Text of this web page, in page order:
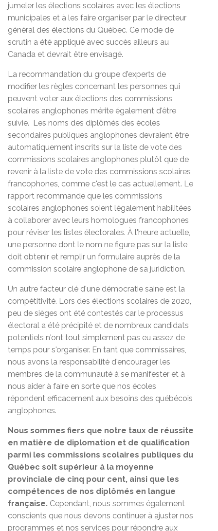
jumeler les élections scolaires avec les élections
municipales et à les faire organiser par le directeur
général des élections du Québec. Ce mode de
scrutin a été appliqué avec succès ailleurs au
Canada et devrait être envisagé.
La recommandation du groupe d'experts de
modifier les règles concernant les personnes qui
peuvent voter aux élections des commissions
scolaires anglophones mérite également d'être
suivie. Les noms des diplômés des écoles
secondaires publiques anglophones devraient être
automatiquement inscrits sur la liste de vote des
commissions scolaires anglophones plutôt que de
revenir à la liste de vote des commissions scolaires
francophones, comme c'est le cas actuellement. Le
rapport recommande que les commissions
scolaires anglophones soient légalement habilitées
à collaborer avec leurs homologues francophones
pour réviser les listes électorales. À l'heure actuelle,
une personne dont le nom ne figure pas sur la liste
doit obtenir et remplir un formulaire auprès de la
commission scolaire anglophone de sa juridiction.
Un autre facteur clé d'une démocratie saine est la
compétitivité. Lors des élections scolaires de 2020,
peu de sièges ont été contestés car le processus
électoral a été précipité et de nombreux candidats
potentiels n'ont tout simplement pas eu assez de
temps pour s'organiser. En tant que commissaires,
nous avons la responsabilité d'encourager les
membres de la communauté à se manifester et à
nous aider à faire en sorte que nos écoles
répondent efficacement aux besoins des québécois
anglophones.
Nous sommes fiers que notre taux de réussite
en matière de diplomation et de qualification
parmi les commissions scolaires publiques du
Québec soit supérieur à la moyenne
provinciale de cinq pour cent, ainsi que les
compétences de nos diplômés en langue
française. Cependant, nous sommes également
conscients que nous devons continuer à ajuster nos
programmes et nos services pour répondre aux